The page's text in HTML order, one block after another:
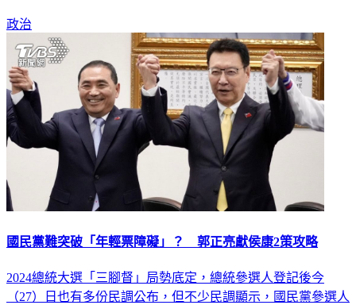
政治
國民黨難突破「年輕票障礙」？ 郭正亮獻侯康2策攻略
2024總統大選「三腳督」局勢底定，總統參選人登記後今
（27）日也有多份民調公布，但不少民調顯示，國民黨參選人